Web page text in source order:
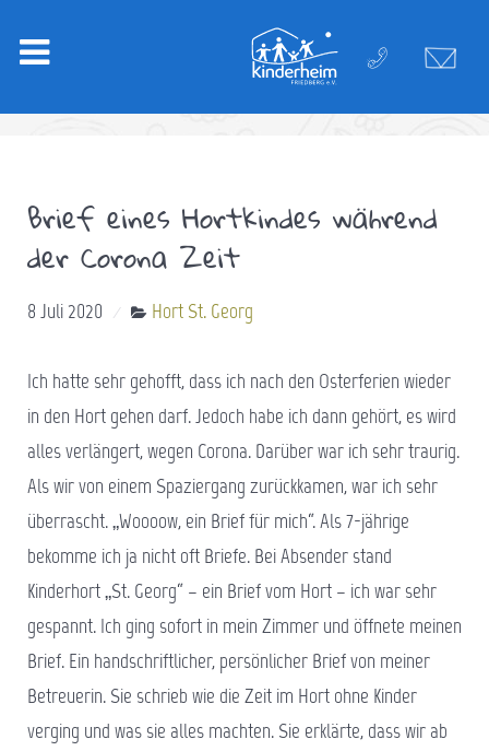
Brief eines Hortkindes während
der Corona Zeit
8 Juli 2020 Hort St. Georg
Ich hatte sehr gehofft, dass ich nach den Osterferien wieder
in den Hort gehen darf. Jedoch habe ich dann gehört, es wird
alles verlängert, wegen Corona. Darüber war ich sehr traurig.
Als wir von einem Spaziergang zurückkamen, war ich sehr
überrascht. „Woooow, ein Brief für mich“. Als 7-jährige
bekomme ich ja nicht oft Briefe. Bei Absender stand
Kinderhort „St. Georg“ – ein Brief vom Hort – ich war sehr
gespannt. Ich ging sofort in mein Zimmer und öffnete meinen
Brief. Ein handschriftlicher, persönlicher Brief von meiner
Betreuerin. Sie schrieb wie die Zeit im Hort ohne Kinder
verging und was sie alles machten. Sie erklärte, dass wir ab